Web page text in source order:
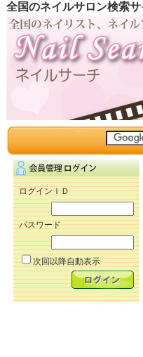
全国のネイルサロン検索
ログインＩＤ
パスワード
次回以降自動表示